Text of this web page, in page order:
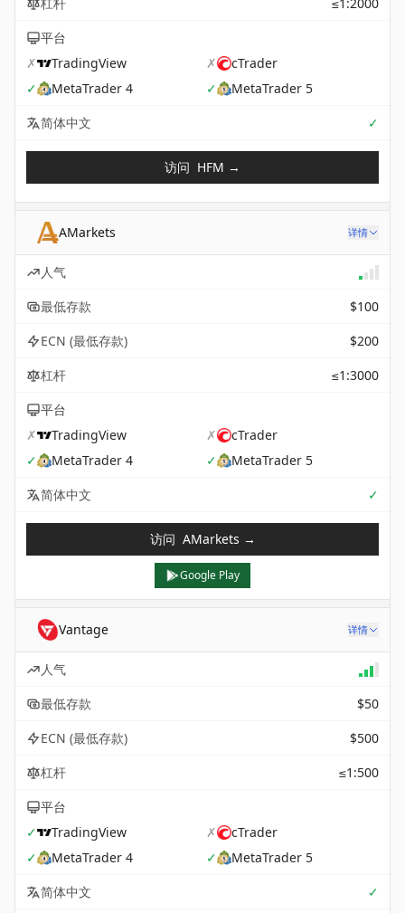
平台
✗
TradingView ✗
cTrader
✓
MetaTrader 4 ✓
MetaTrader 5
简体中文
✓
访问 HFM →
AMarkets 详情
人气
最低存款
$100
ECN (最低存款)
$200
杠杆
≤1:3000
平台
✗
TradingView ✗
cTrader
✓
MetaTrader 4 ✓
MetaTrader 5
简体中文
✓
访问 AMarkets →
Google Play
Vantage 详情
人气
最低存款
$50
ECN (最低存款)
$500
杠杆
≤1:500
平台
✓
TradingView ✗
cTrader
✓
MetaTrader 4 ✓
MetaTrader 5
简体中文
✓